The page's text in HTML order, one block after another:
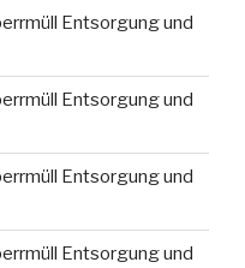
Entsorgung und
Entsorgung und
Entsorgung und
Entsorgung und